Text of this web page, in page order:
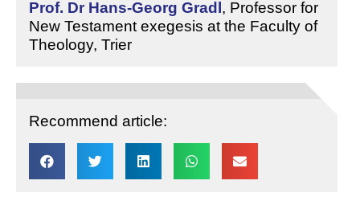
Prof. Dr Hans-Georg Gradl , Professor for
New Testament exegesis at the Faculty of
Theology, Trier
Recommend article: